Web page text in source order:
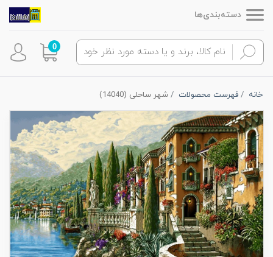
دسته‌بندی‌ها
0
خانه فهرست محصولات شهر ساحلی (14040)